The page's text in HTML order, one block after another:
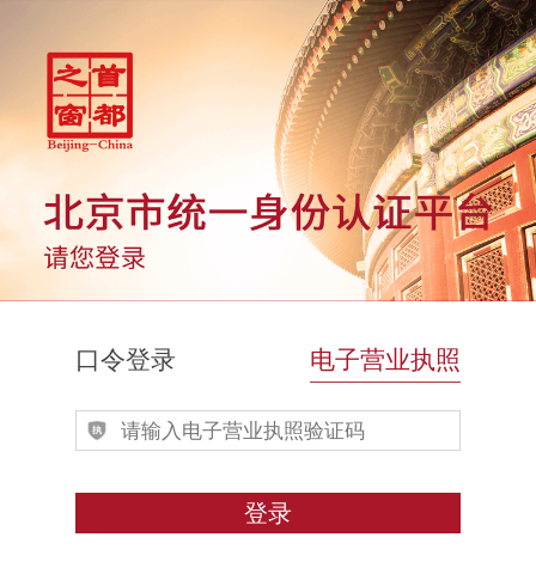
口令登录 电子营业执照
登录